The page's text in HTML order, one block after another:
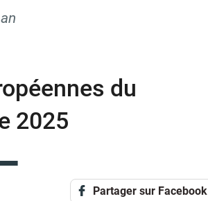
du
2025
Partager sur Facebook